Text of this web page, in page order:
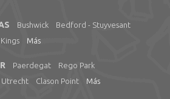
Bushwick
Bedford - Stuyvesant
Kings Más
Paerdegat
Rego Park
Utrecht Clason Point Más